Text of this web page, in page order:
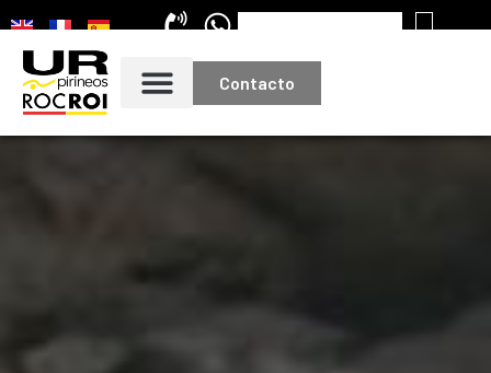
Contacto